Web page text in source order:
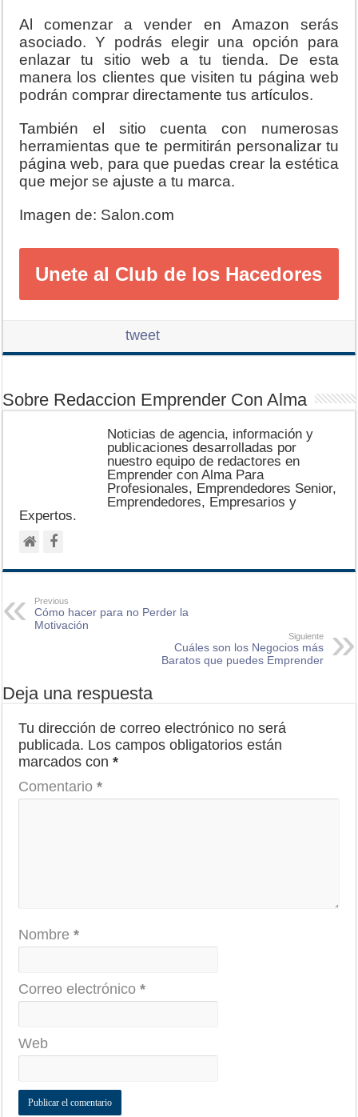
Al comenzar a vender en Amazon serás
asociado. Y podrás elegir una opción para
enlazar tu sitio web a tu tienda. De esta
manera los clientes que visiten tu página web
podrán comprar directamente tus artículos.
También el sitio cuenta con numerosas
herramientas que te permitirán personalizar tu
página web, para que puedas crear la estética
que mejor se ajuste a tu marca.
Imagen de: Salon.com
Unete al Club de los Hacedores
tweet
Sobre Redaccion Emprender Con Alma
Noticias de agencia, información y
publicaciones desarrolladas por
nuestro equipo de redactores en
Emprender con Alma Para
Profesionales, Emprendedores Senior,
Emprendedores, Empresarios y
Expertos.
Previous
Cómo hacer para no Perder la
Motivación
Siguiente
Cuáles son los Negocios más
Baratos que puedes Emprender
Deja una respuesta
Tu dirección de correo electrónico no será
publicada. Los campos obligatorios están
marcados con*
Comentario*
Nombre*
Correo electrónico*
Web